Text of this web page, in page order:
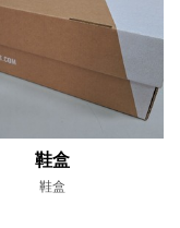
鞋盒
鞋盒